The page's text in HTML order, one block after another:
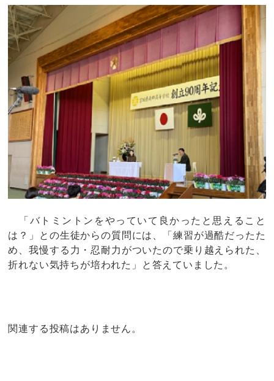
「バトミントンをやっていて良かったと思えること
は？」との生徒からの質問には、「練習が過酷だったた
め、我慢する力・忍耐力がついたので乗り越えられた、
折れない気持ちが培われた」と答えていました。
関連する投稿はありません。